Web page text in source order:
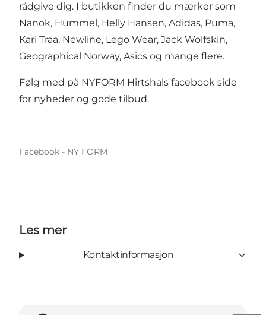
rådgive dig. I butikken finder du mærker som
Nanok, Hummel, Helly Hansen, Adidas, Puma,
Kari Traa, Newline, Lego Wear, Jack Wolfskin,
Geographical Norway, Asics og mange flere.
Følg med på NYFORM Hirtshals facebook side
for nyheder og gode tilbud.
Facebook - NY FORM
Les mer
Kontaktinformasjon